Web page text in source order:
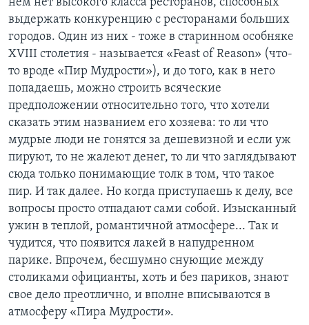
выдержать конкуренцию с ресторанами больших
городов. Один из них - тоже в старинном особняке
XVIII столетия - называется «Feast of Reason» (что-
то вроде «Пир Мудрости»), и до того, как в него
попадаешь, можно строить всяческие
предположении относительно того, что хотели
сказать этим названием его хозяева: то ли что
мудрые люди не гонятся за дешевизной и если уж
пируют, то не жалеют денег, то ли что заглядывают
сюда только понимающие толк в том, что такое
пир. И так далее. Но когда приступаешь к делу, все
вопросы просто отпадают сами собой. Изысканный
ужин в теплой, романтичной атмосфере... Так и
чудится, что появится лакей в напудренном
парике. Впрочем, бесшумно снующие между
столиками официанты, хоть и без париков, знают
свое дело преотлично, и вполне вписываются в
атмосферу «Пира Мудрости».